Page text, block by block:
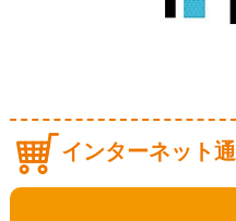
インターネット